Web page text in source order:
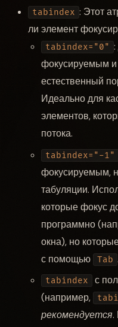
tabindex : Этот
ли элемент
tabindex="0"
фокусируемым
естественный
Идеально для
элементов,
потока.
tabindex="-1"
фокусируемым,
табуляции.
которые фокус
программно
окна), но
с помощью
Tab .
tabindex
с
(например,
рекомендуется.